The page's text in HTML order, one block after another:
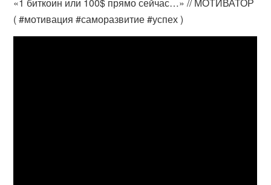
( #мотивация #саморазвитие #успех )